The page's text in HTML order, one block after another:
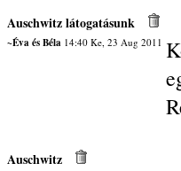
Auschwitz látogatásunk
~Éva és Béla14:40 Ke, 23 Aug 2011
Auschwitz